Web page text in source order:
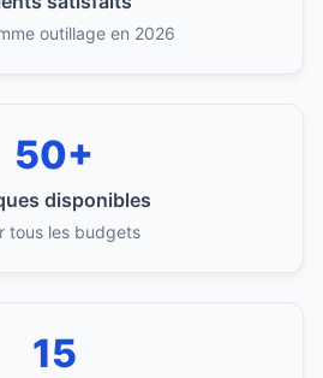
outillage en 2026
50+
disponibles
tous les budgets
15